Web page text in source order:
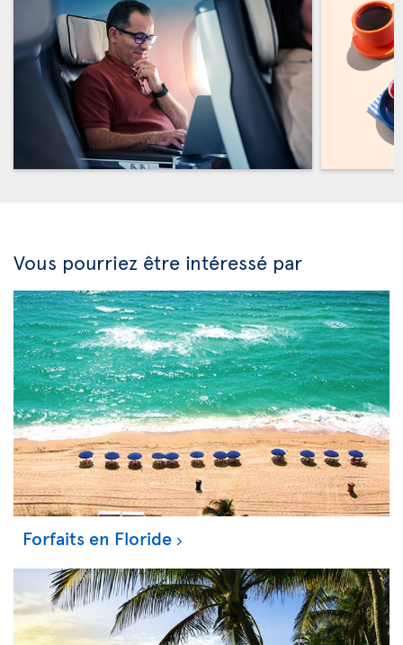
Vous pourriez être intéressé par
Forfaits en Floride